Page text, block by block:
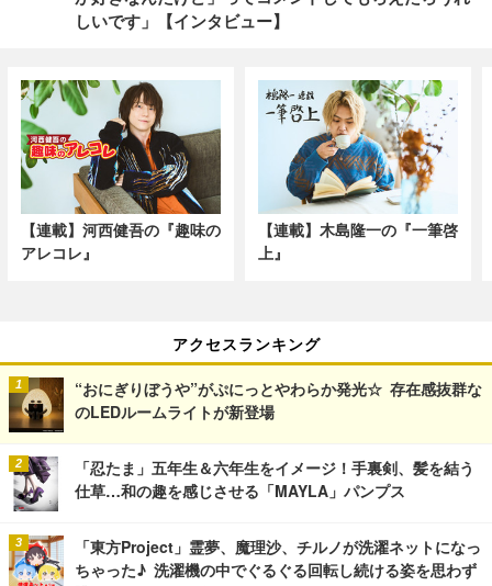
しいです」【インタビュー】
【連載】河西健吾の『趣味の
アレコレ』
【連載】木島隆一の『一筆啓
上』
アクセスランキング
“おにぎりぼうや”がぷにっとやわらか発光☆ 存在感抜群な
のLEDルームライトが新登場
「忍たま」五年生＆六年生をイメージ！手裏剣、髪を結う
仕草…和の趣を感じさせる「MAYLA」パンプス
「東方Project」霊夢、魔理沙、チルノが洗濯ネットになっ
ちゃった♪ 洗濯機の中でぐるぐる回転し続ける姿を思わず